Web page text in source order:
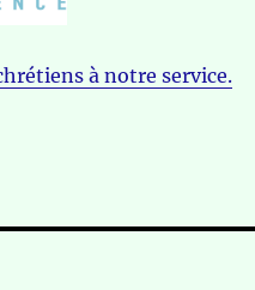
à notre service.